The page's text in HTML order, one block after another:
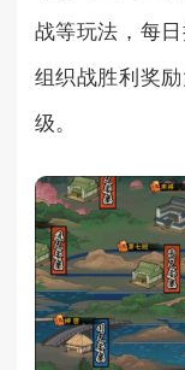
战等玩法，每
组织战胜利奖
级。